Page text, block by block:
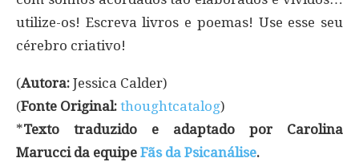
utilize-os! Escreva livros e poemas! Use esse seu
cérebro criativo!
(Autora: Jessica Calder)
(Fonte Original: thoughtcatalog)
*Texto traduzido e adaptado por Carolina
Marucci da equipe Fãs da Psicanálise.